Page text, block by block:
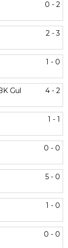
0 - 2
2 - 3
1 - 0
Gul
4 - 2
1 - 1
0 - 0
5 - 0
1 - 0
0 - 0